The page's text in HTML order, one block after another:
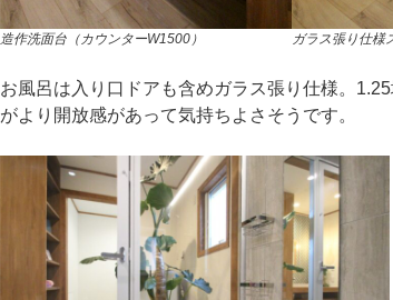
造作洗面台（カウンターW1500） ガラス張り仕様
お風呂は入り口ドアも含めガラス張り仕様。
がより開放感があって気持ちよさそうです。